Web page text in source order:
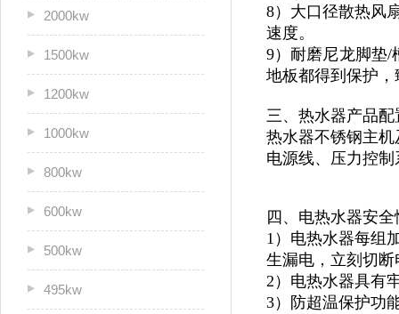
2000kw
1500kw
1200kw
1000kw
800kw
600kw
500kw
495kw
8）大口径散热风
速度。
9）耐磨尼龙脚垫/
地板都得到保护
三、热水器产品配
热水器不锈钢主
电源线、压力控
四、电热水器安全
1）电热水器每组
生漏电，立刻切
2）电热水器具有
3）防超温保护功